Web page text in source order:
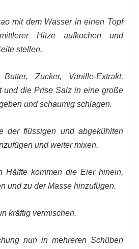
mit dem Wasser in einen Topf
Hitze aufkochen und
stellen.
Butter, Zucker, Vanille-Extrakt,
und die Prise Salz in eine große
und schaumig schlagen.
der flüssigen und abgekühlten
und weiter mixen.
Hälfte kommen die Eier hinein,
und zu der Masse hinzufügen.
kräftig vermischen.
nun in mehreren Schüben